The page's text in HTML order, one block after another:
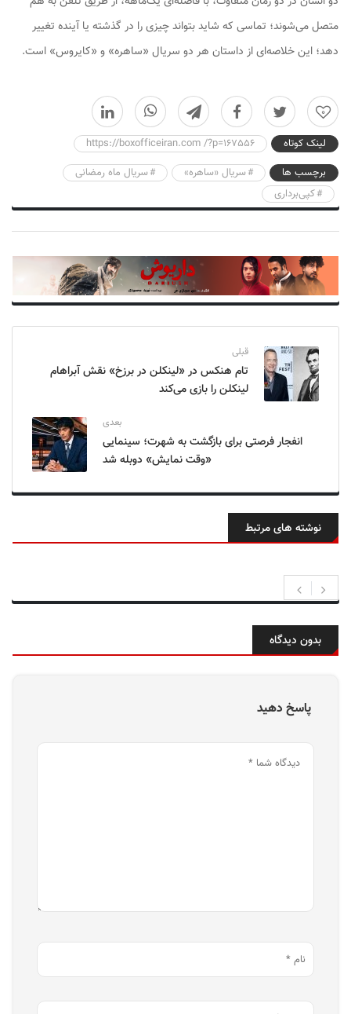
متصل می‌شوند؛ تماسی که شاید بتواند چیزی را در گذشته یا آینده تغییر
دهد؛ این خلاصه‌ای از داستان هر دو سریال «ساهره» و «کایروس» است.
0
لینک کوتاه
https://boxofficeiran.com /?p=167556
برچسب ها
سریال «ساهره»
سریال ماه رمضانی
کپی‌برداری
قبلی
تام هنکس در «لینکلن در برزخ» نقش آبراهام
لینکلن را بازی می‌کند
بعدی
انفجار فرصتی برای بازگشت به شهرت؛ سینمایی
«وقت نمایش» دوبله شد
نوشته های مرتبط
بدون دیدگاه
پاسخ دهید